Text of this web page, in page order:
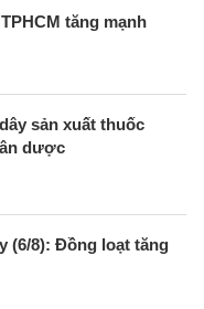
tăng mạnh
sản xuất thuốc
dược
(6/8): Đồng loạt tăng